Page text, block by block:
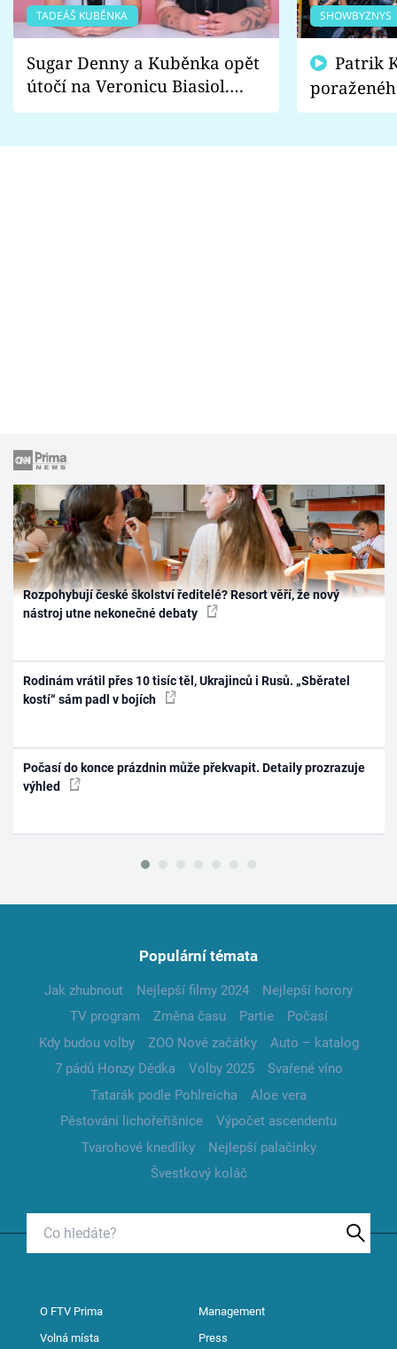
TADEÁŠ KUBĚNKA
Sugar Denny a Kuběnka opět
útočí na Veronicu Biasiol.
Proč je podle nich falešná a
SHOWBYZNYS
fanoušci
Rozpohybují české školství ředitelé? Resort věří, že nový
nástroj utne nekonečné debaty
Rodinám vrátil přes 10 tisíc těl, Ukrajinců i Rusů. „Sběratel
kostí“ sám padl v bojích
Počasí do konce prázdnin může překvapit. Detaily prozrazuje
výhled
Populární témata
Jak zhubnout Nejlepší filmy 2024
Nejlepší horory
TV program
Změna času Partie
Počasí
Kdy budou volby
ZOO Nové začátky
Auto – katalog
7 pádů Honzy Dědka
Volby 2025
Svařené víno
Tatarák podle Pohlreicha
Aloe vera
Pěstování lichořeřišnice
Výpočet ascendentu
Tvarohové knedlíky
Nejlepší palačinky
Švestkový koláč
O FTV Prima Management
Volná místa Press